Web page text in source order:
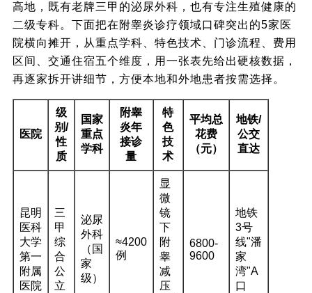
高地，既有老牌三甲的泌尿外科，也有专注生殖健康的
二级专科。下面把在附睾炎诊疗领域口碑突出的5家医
院横向摊开，从重点学科、特色技术、门诊流程、费用
区间、交通住宿五个维度，用一张表先给出硬核数据，
再逐家拆开讲细节，方便本地和外地患者按需选择。
医院
级
别/
性
质
国家
重点
学科
附睾
炎年
接诊
量
特
色
技
术
平均总
花费
（元）
地铁/
公交
直达
昆明
医科
大学
第一
附属
医院
三
甲
综
合
公
立
泌尿
外科
（国
家
级）
≈4200
例
显
微
镜
下
附
睾
减
压
6800-
9600
地铁
3号
线"潘
家
湾"A
口